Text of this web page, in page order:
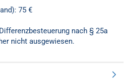
75 €
nach § 25a
nicht ausgewiesen.